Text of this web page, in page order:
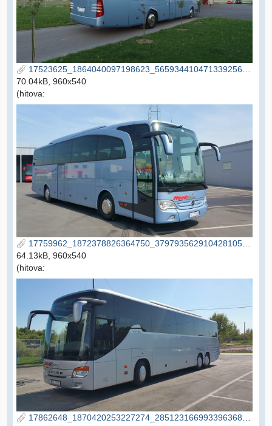
17523625_1864040097198623_5659344104713392568_n.jpg
70.04kB, 960x540
(hitova:
17759962_1872378826364750_3797935629104281050_n.jpg
64.13kB, 960x540
(hitova:
17862648_1870420253227274_2851231669933963684_n.jpg